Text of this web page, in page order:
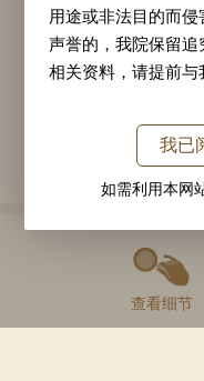
家们开创了勾花
末及清代的笔墨风
查看细节
用途或非法目的而
声誉的，我院保留
相关资料，请提前与
任何单位或个人在
网站内容时，均须
物院名画记网站”或
故宫博物院或相关
用的内容。
我已
如需利用本网